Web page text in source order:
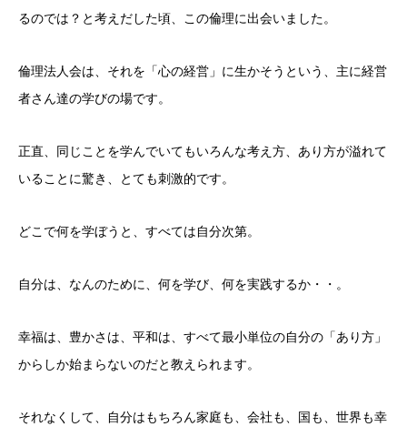
るのでは？と考えだした頃、この倫理に出会いました。
倫理法人会は、それを「心の経営」に生かそうという、主に経営
者さん達の学びの場です。
正直、同じことを学んでいてもいろんな考え方、あり方が溢れて
いることに驚き、とても刺激的です。
どこで何を学ぼうと、すべては自分次第。
自分は、なんのために、何を学び、何を実践するか・・。
幸福は、豊かさは、平和は、すべて最小単位の自分の「あり方」
からしか始まらないのだと教えられます。
それなくして、自分はもちろん家庭も、会社も、国も、世界も幸